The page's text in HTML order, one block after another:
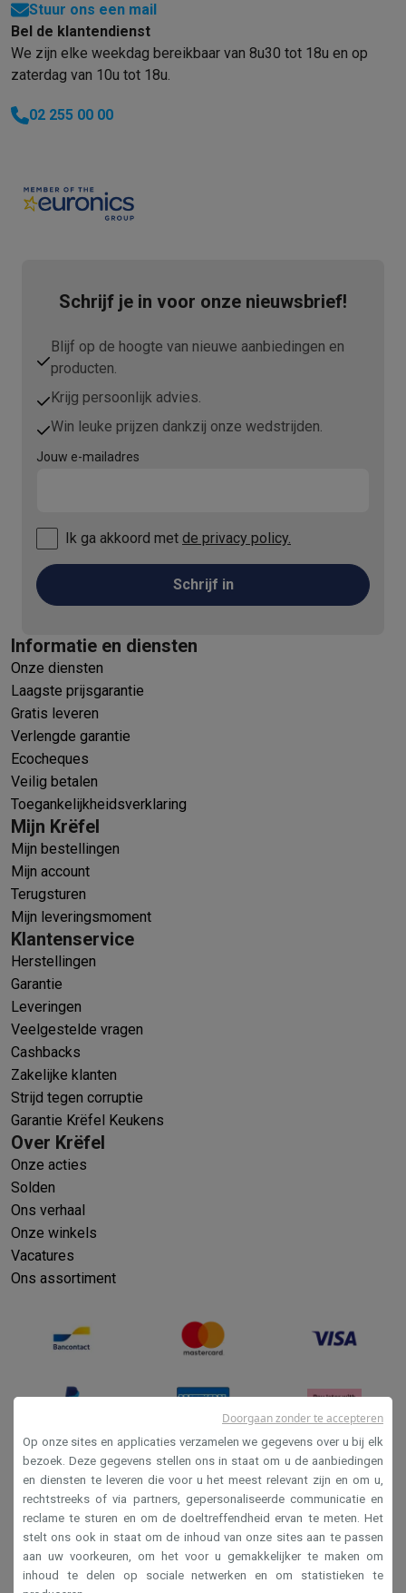
Stuur ons een mail
Bel de klantendienst
We zijn elke weekdag bereikbaar van 8u30 tot 18u en op
zaterdag van 10u tot 18u.
02 255 00 00
Schrijf je in voor onze nieuwsbrief!
Blijf op de hoogte van nieuwe aanbiedingen en
producten.
Krijg persoonlijk advies.
Win leuke prijzen dankzij onze wedstrijden.
Jouw e-mailadres
Ik ga akkoord met de privacy policy.
Schrijf in
Informatie en diensten
Onze diensten
Laagste prijsgarantie
Gratis leveren
Verlengde garantie
Ecocheques
Veilig betalen
Toegankelijkheidsverklaring
Mijn Krëfel
Mijn bestellingen
Mijn account
Terugsturen
Mijn leveringsmoment
Klantenservice
Herstellingen
Garantie
Leveringen
Veelgestelde vragen
Cashbacks
Zakelijke klanten
Strijd tegen corruptie
Garantie Krëfel Keukens
Over Krëfel
Onze acties
Solden
Ons verhaal
Onze winkels
Vacatures
Ons assortiment
Verkoopsvoorwaarden
Privacy
Disclaimer
Cookies
Op onze sites en applicaties verzamelen we gegevens over u bij elk
bezoek. Deze gegevens stellen ons in staat om u de aanbiedingen
en diensten te leveren die voor u het meest relevant zijn en om u,
rechtstreeks of via partners, gepersonaliseerde communicatie en
reclame te sturen en om de doeltreffendheid ervan te meten. Het
stelt ons ook in staat om de inhoud van onze sites aan te passen
aan uw voorkeuren, om het voor u gemakkelijker te maken om
inhoud te delen op sociale netwerken en om statistieken te
Doorgaan zonder te accepteren